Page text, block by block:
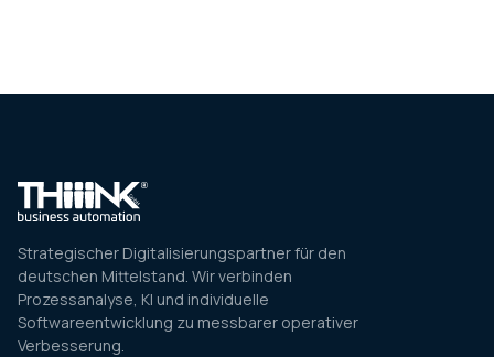
Strategischer Digitalisierungspartner für den
deutschen Mittelstand. Wir verbinden
Prozessanalyse, KI und individuelle
Softwareentwicklung zu messbarer operativer
Verbesserung.